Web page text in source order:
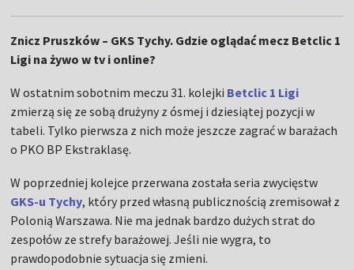
Znicz Pruszków – GKS Tychy. Gdzie oglądać mecz Betclic 1
Ligi na żywo w tv i online?
W ostatnim sobotnim meczu 31. kolejki Betclic 1 Ligi
zmierzą się ze sobą drużyny z ósmej i dziesiątej pozycji w
tabeli. Tylko pierwsza z nich może jeszcze zagrać w barażach
o PKO BP Ekstraklasę.
W poprzedniej kolejce przerwana została seria zwycięstw
GKS-u Tychy, który przed własną publicznością zremisował z
Polonią Warszawa. Nie ma jednak bardzo dużych strat do
zespołów ze strefy barażowej. Jeśli nie wygra, to
prawdopodobnie sytuacja się zmieni.